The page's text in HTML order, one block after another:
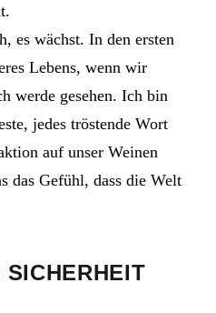
es wächst. In den ersten
Lebens, wenn wir
werde gesehen. Ich bin
jedes tröstende Wort
auf unser Weinen
das Gefühl, dass die Welt